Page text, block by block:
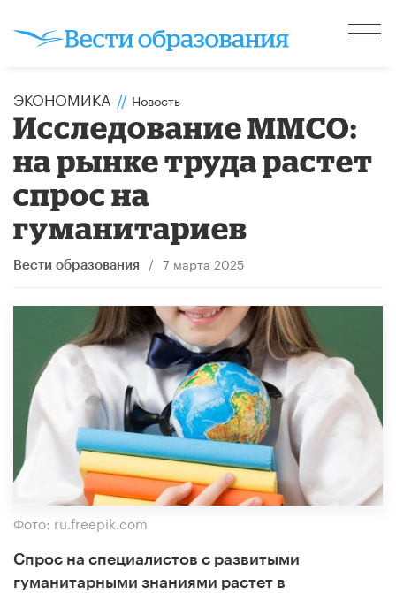
ЭКОНОМИКА // Новость
Исследование ММСО:
на рынке труда растет
спрос на
гуманитариев
Вести образования / 7 марта 2025
Фото: ru.freepik.com
Спрос на специалистов с развитыми
гуманитарными знаниями растет в